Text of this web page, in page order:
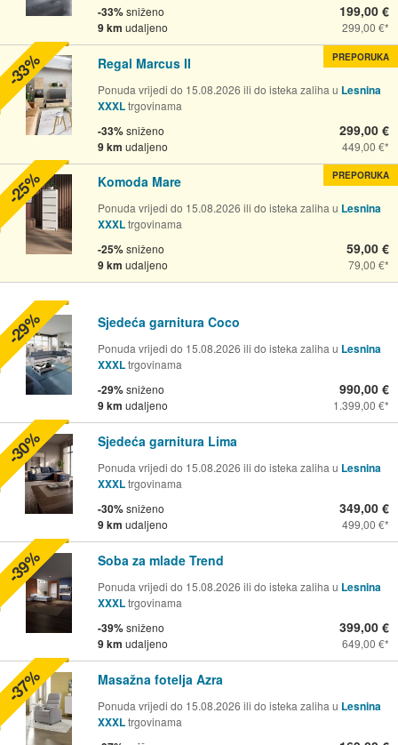
-33%sniženo
9 km udaljeno
199,00 €
299,00 €
Regal Marcus II
Ponuda vrijedi do 15.08.2026 ili do isteka zaliha u Lesnina
XXXLtrgovinama
-33%sniženo
9 km udaljeno
299,00 €
449,00 €
PREPORUKA
-33%
Komoda Mare
Ponuda vrijedi do 15.08.2026 ili do isteka zaliha u Lesnina
XXXLtrgovinama
-25%sniženo
9 km udaljeno
59,00 €
79,00 €
PREPORUKA
-25%
Sjedeća garnitura Coco
Ponuda vrijedi do 15.08.2026 ili do isteka zaliha u Lesnina
XXXLtrgovinama
-29%sniženo
9 km udaljeno
990,00 €
1.399,00 €
-29%
Sjedeća garnitura Lima
Ponuda vrijedi do 15.08.2026 ili do isteka zaliha u Lesnina
XXXLtrgovinama
-30%sniženo
9 km udaljeno
349,00 €
499,00 €
-30%
Soba za mlade Trend
Ponuda vrijedi do 15.08.2026 ili do isteka zaliha u Lesnina
XXXLtrgovinama
-39%sniženo
9 km udaljeno
399,00 €
649,00 €
-39%
Masažna fotelja Azra
Ponuda vrijedi do 15.08.2026 ili do isteka zaliha u Lesnina
XXXLtrgovinama
-37%